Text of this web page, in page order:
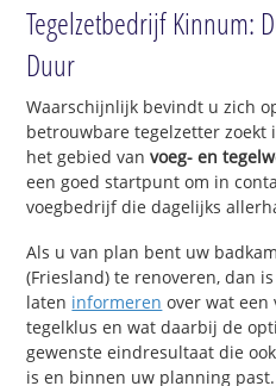
Tegelzetbedrijf Kinnum:
Duur
Waarschijnlijk bevindt u zich
betrouwbare tegelzetter
het gebied van voeg- en
een goed startpunt om in
voegbedrijf die dagelijks
Als u van plan bent uw
(Friesland) te renoveren, dan
laten informeren over wat een
tegelklus en wat daarbij de
gewenste eindresultaat die
is en binnen uw planning past.